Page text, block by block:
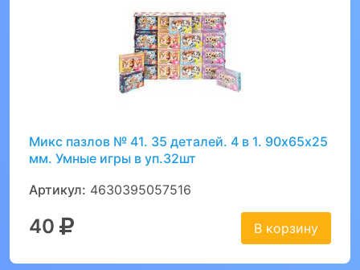
Микс пазлов № 41. 35 деталей. 4 в 1. 90х65х25
мм. Умные игры в уп.32шт
Артикул: 4630395057516
40 В корзину